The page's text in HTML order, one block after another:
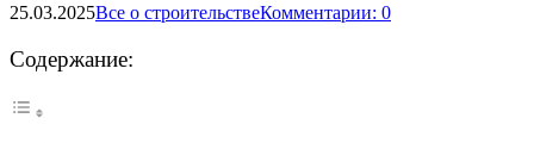
25.03.2025Все о строительствеКомментарии: 0
Содержание: